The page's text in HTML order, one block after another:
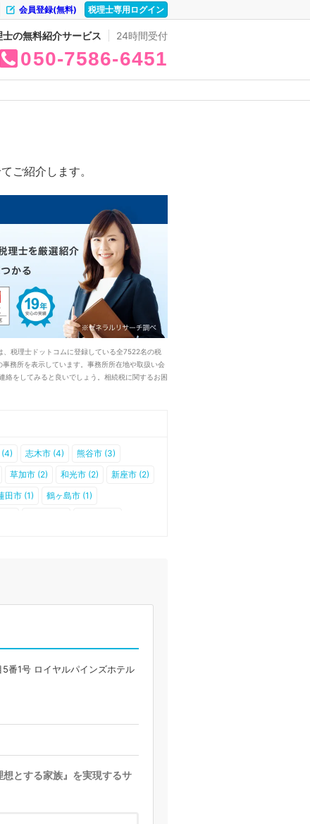
税理士専用ログイン
会員登録(無料)
士の無料紹介サービス 24時間受付
050 7586 6451
ご紹介します。
税理士ドットコムに登録している全7522名の税
務所を表示しています。事務所所在地や取扱い会
絡をしてみると良いでしょう。相続税に関するお困
志木市 (4)
熊谷市 (3)
草加市 (2) 和光市 (2)
新座市 (2)
田市 (1)
鶴ヶ島市 (1)
番1号 ロイヤルパインズホテル
とする家族』を実現するサ